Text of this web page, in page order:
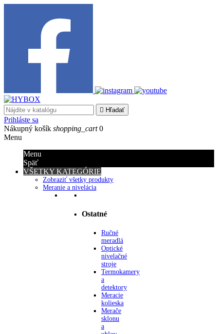
 Hľadať
Prihláste sa
Nákupný košík shopping_cart 0
Menu
Menu
Späť
VŠETKY KATEGÓRIE
Zobraziť všetky produkty
Meranie a nivelácia
Ostatné
Ručné
meradlá
Optické
nivelačné
stroje
Termokamery
a
detektory
Meracie
kolieska
Merače
sklonu
a